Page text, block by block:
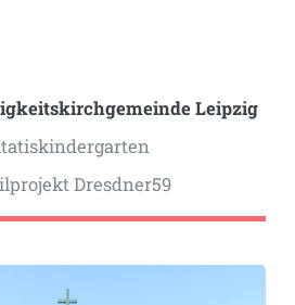
Leipzig
Dresdner59